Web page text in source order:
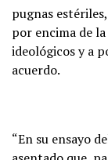
pugnas
por encima de
ideológicos y a
acuerdo.
“En su ensayo